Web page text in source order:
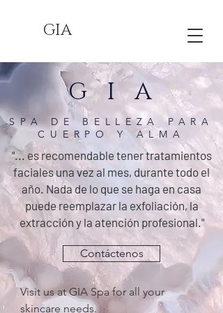
GIA
G I A
SPA DE BELLEZA PARA
CUERPO Y ALMA
"... es recomendable tener tratamientos
faciales una vez al mes, durante todo el
año. Nada de lo que se haga en casa
puede reemplazar la exfoliación, la
extracción y la atención profesional."
Contáctenos
Visit us at GIA Spa for all your
skincare needs.